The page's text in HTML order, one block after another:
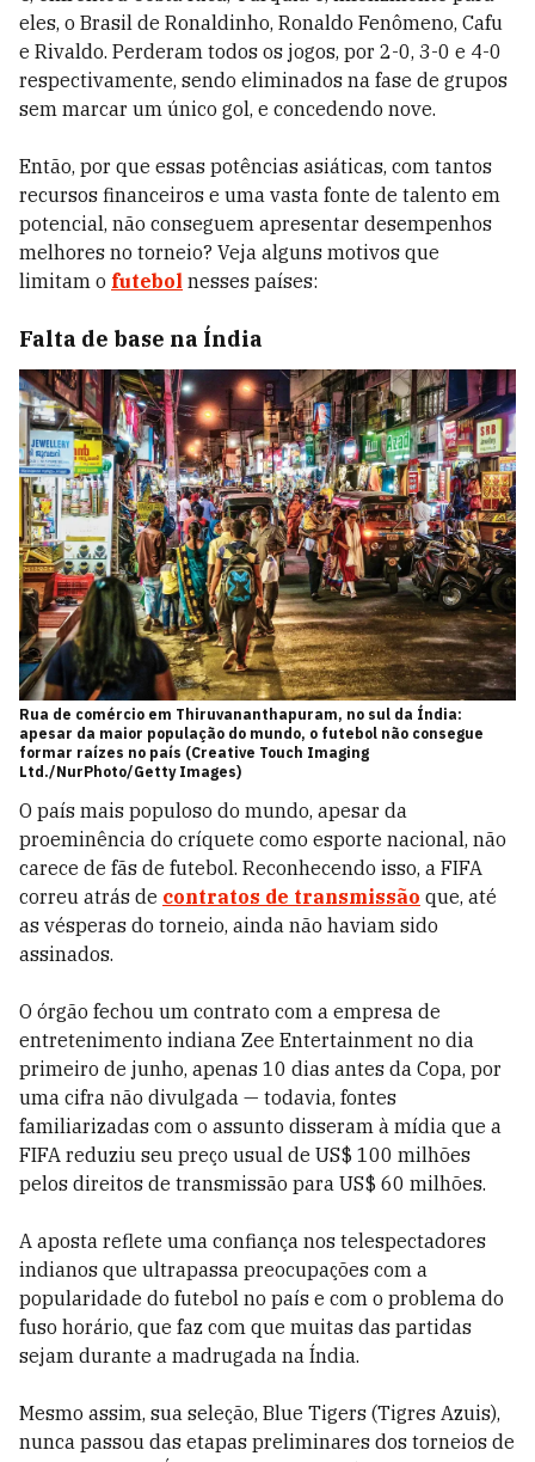
eles, o Brasil de Ronaldinho, Ronaldo Fenômeno, Cafu
e Rivaldo. Perderam todos os jogos, por 2-0, 3-0 e 4-0
respectivamente, sendo eliminados na fase de grupos
sem marcar um único gol, e concedendo nove.
Então, por que essas potências asiáticas, com tantos
recursos financeiros e uma vasta fonte de talento em
potencial, não conseguem apresentar desempenhos
melhores no torneio? Veja alguns motivos que
limitam o futebol nesses países:
Falta de base na Índia
Rua de comércio em Thiruvananthapuram, no sul da Índia:
apesar da maior população do mundo, o futebol não consegue
formar raízes no país (Creative Touch Imaging
Ltd./NurPhoto/Getty Images)
O país mais populoso do mundo, apesar da
proeminência do críquete como esporte nacional, não
carece de fãs de futebol. Reconhecendo isso, a FIFA
correu atrás de contratos de transmissão que, até
as vésperas do torneio, ainda não haviam sido
assinados.
O órgão fechou um contrato com a empresa de
entretenimento indiana Zee Entertainment no dia
primeiro de junho, apenas 10 dias antes da Copa, por
uma cifra não divulgada — todavia, fontes
familiarizadas com o assunto disseram à mídia que a
FIFA reduziu seu preço usual de US$ 100 milhões
pelos direitos de transmissão para US$ 60 milhões.
A aposta reflete uma confiança nos telespectadores
indianos que ultrapassa preocupações com a
popularidade do futebol no país e com o problema do
fuso horário, que faz com que muitas das partidas
sejam durante a madrugada na Índia.
Mesmo assim, sua seleção, Blue Tigers (Tigres Azuis),
nunca passou das etapas preliminares dos torneios de